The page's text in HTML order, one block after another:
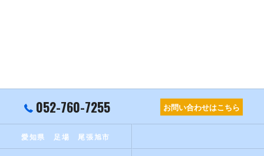
052-760-7255 お問い合わせはこちら
愛知県 足場 尾張旭市